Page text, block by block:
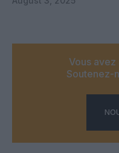
Vous avez
Soutenez-